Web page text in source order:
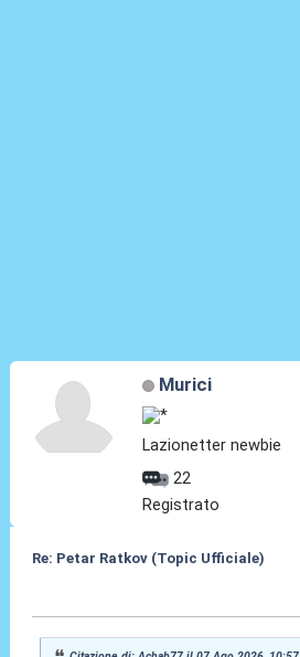
Murici
Lazionetter newbie
22
Registrato
Re: Petar Ratkov (Topic Ufficiale)